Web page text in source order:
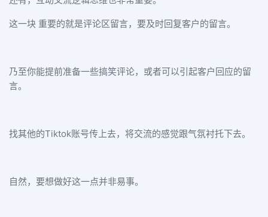
这一块 重要的就是评论区留言，要及时回复客户的留言。
乃至你能提前准备一些搞笑评论，或者可以引起客户回应的留
言。
找其他的Tiktok账号传上去，将交流的感觉跟气氛衬托下去。
自然，要想做好这一点并非易事。